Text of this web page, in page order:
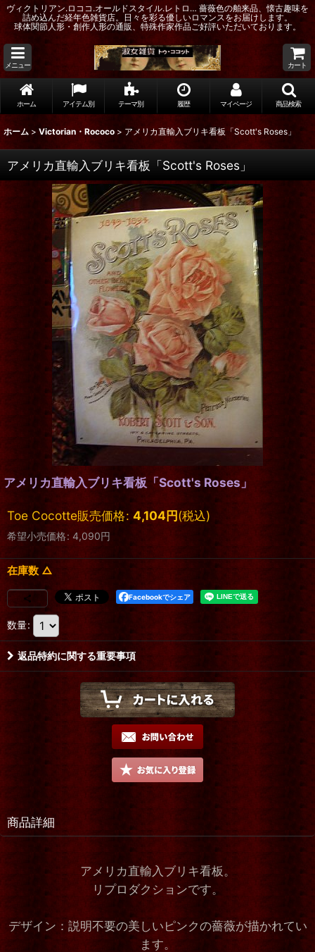
ヴィクトリアン.ロココ.オールドスタイル.レトロ… 薔薇色の舶来品、懐古趣味を
詰め込んだ経年色雑貨店。日々を彩る優しいロマンスをお届けします。
球体関節人形・創作人形の通販、特殊作家作品ご好評いただいております。
メニュー カート
ホーム アイテム別 テーマ別 履歴 マイページ 商品検索
ホーム > Victorian・Rococo > アメリカ直輸入ブリキ看板「Scott's Roses」
アメリカ直輸入ブリキ看板「Scott's Roses」
アメリカ直輸入ブリキ看板「Scott's Roses」
Toe Cocotte販売価格: 4,104円(税込)
希望小売価格: 4,090円
在庫数 △
Facebookでシェア
数量:
返品特約に関する重要事項
商品詳細
アメリカ直輸入ブリキ看板。
リプロダクションです。
デザイン：説明不要の美しいピンクの薔薇が描かれてい
ます。